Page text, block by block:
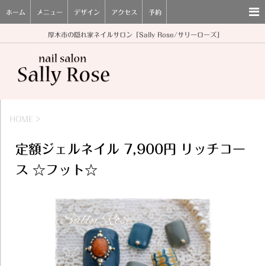
厚木市の隠れ家ネイルサロン「Sally Rose/サリーローズ」
ホーム メニュー デザイン アクセス 予約
HOME >
定額ジェルネイル 7,900円 リッチコー
ス ☆フット☆